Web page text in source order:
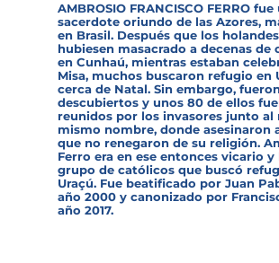
AMBROSIO FRANCISCO FERRO fue
sacerdote oriundo de las Azores,
en Brasil. Después que los
hubiesen masacrado a decenas de
en Cunhaú, mientras estaban
Misa, muchos buscaron refugio en
cerca de Natal. Sin embargo, fueron
descubiertos y unos 80 de ellos
reunidos por los invasores junto al
mismo nombre, donde asesinaron
que no renegaron de su religión.
Ferro era en ese entonces vicario y
grupo de católicos que buscó
Uraçú. Fue beatificado por Juan
año 2000 y canonizado por
año 2017.